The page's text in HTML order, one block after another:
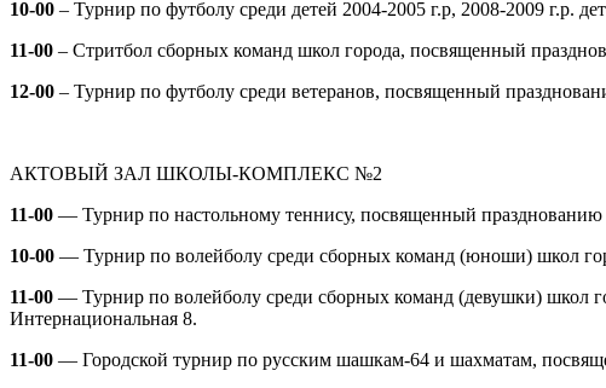
10-00 – Турнир по футболу среди детей 2004-2005 г.р, 2008-2009 г.р.
11-00 – Стритбол сборных команд школ города, посвященный
12-00 – Турнир по футболу среди ветеранов, посвященный
АКТОВЫЙ ЗАЛ ШКОЛЫ-КОМПЛЕКС №2
11-00 — Турнир по настольному теннису, посвященный
10-00 — Турнир по волейболу среди сборных команд (юноши) школ
11-00 — Турнир по волейболу среди сборных команд (девушки) школ
Интернациональная 8.
11-00 — Городской турнир по русским шашкам-64 и шахматам,